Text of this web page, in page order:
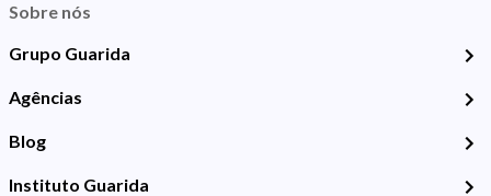
Sobre nós
Grupo Guarida
Agências
Blog
Instituto Guarida